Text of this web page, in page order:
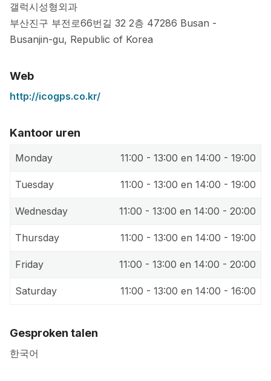
갤럭시성형외과
부산진구 부전로66번길 32 2층 47286 Busan -
Busanjin-gu, Republic of Korea
Web
http://icogps.co.kr/
Kantoor uren
Monday 11:00 - 13:00 en 14:00 - 19:00
Tuesday 11:00 - 13:00 en 14:00 - 19:00
Wednesday 11:00 - 13:00 en 14:00 - 20:00
Thursday 11:00 - 13:00 en 14:00 - 19:00
Friday 11:00 - 13:00 en 14:00 - 20:00
Saturday 11:00 - 13:00 en 14:00 - 16:00
Gesproken talen
한국어